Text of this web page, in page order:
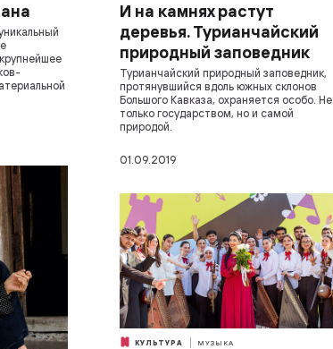
И на камнях растут
деревья. Турианчайский
природный заповедник
Турианчайский природный заповедник,
протянувшийся вдоль южных склонов
Большого Кавказа, охраняется особо. Не
только государством, но и самой
природой.
01.09.2019
КУЛЬТУРА МУЗЫКА